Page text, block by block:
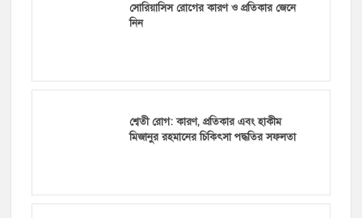
সোরিয়াসিস রোগের কারণ ও প্রতিকার জেনে
নিন
শ্বেতী রোগ: কারণ, প্রতিকার এবং হাকীম
মিজানুর রহমানের চিকিৎসা পদ্ধতির সফলতা